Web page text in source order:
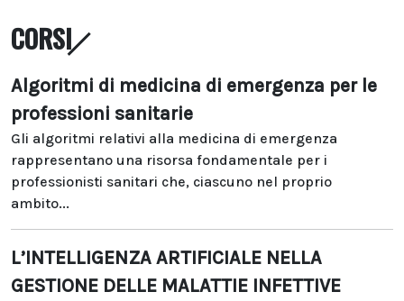
CORSI
Algoritmi di medicina di emergenza per le
professioni sanitarie
Gli algoritmi relativi alla medicina di emergenza
rappresentano una risorsa fondamentale per i
professionisti sanitari che, ciascuno nel proprio
ambito...
L’INTELLIGENZA ARTIFICIALE NELLA
GESTIONE DELLE MALATTIE INFETTIVE